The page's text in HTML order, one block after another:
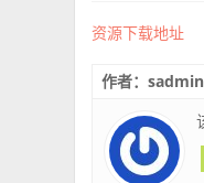
资源下载地址
作者：sadmin